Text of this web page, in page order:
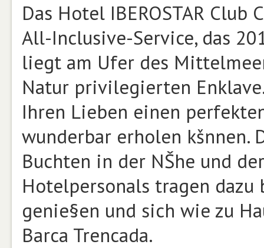
Das Hotel IBEROSTAR
All-Inclusive-Service, das
liegt am Ufer des
Natur privilegierten
Ihren Lieben einen
wunderbar erholen kšnnen.
Buchten in der NŠhe und
Hotelpersonals tragen dazu
genie§en und sich wie zu
Barca Trencada.